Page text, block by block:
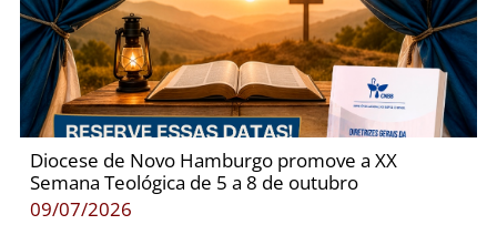
Diocese de Novo Hamburgo promove a XX
Semana Teológica de 5 a 8 de outubro
09/07/2026